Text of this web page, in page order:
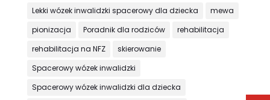
Lekki wózek inwalidzki spacerowy dla dziecka
mewa
pionizacja
Poradnik dla rodziców
rehabilitacja
rehabilitacja na NFZ
skierowanie
Spacerowy wózek inwalidzki
Spacerowy wózek inwalidzki dla dziecka